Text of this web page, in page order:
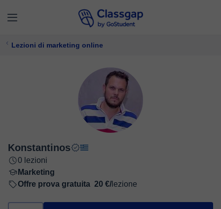
Lezioni di marketing online
Konstantinos
0 lezioni
Marketing
Offre prova gratuita 20 €/ lezione